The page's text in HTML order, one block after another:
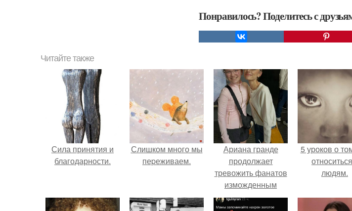
Понравилось? Поделитесь с
Читайте также
Сила принятия и
благодарности.
Слишком много мы
пеpеживаем.
Ариана гранде
продолжает
тревожить фанатов
изможденным
Видом.
5 уроков о
людям.